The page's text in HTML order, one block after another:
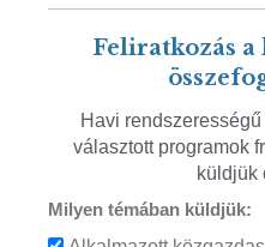
Feliratkozás
Havi
választott programok
küldjük
Milyen témában küldjük: